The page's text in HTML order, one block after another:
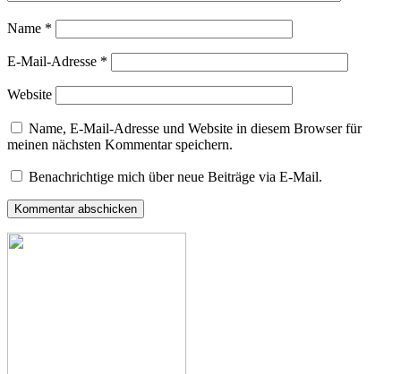
Name *
E-Mail-Adresse *
Website
Name, E-Mail-Adresse und Website in diesem Browser für
meinen nächsten Kommentar speichern.
Benachrichtige mich über neue Beiträge via E-Mail.